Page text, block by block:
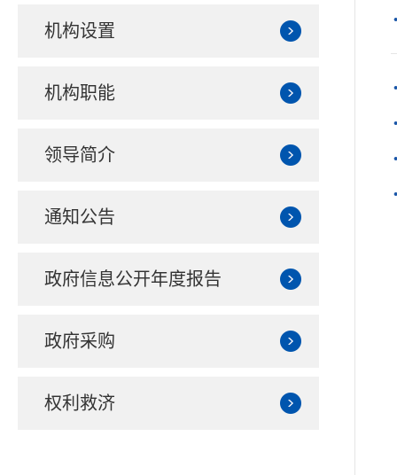
机构设置
机构职能
领导简介
通知公告
政府信息公开年度报告
政府采购
权利救济